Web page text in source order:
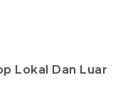
Lokal Dan Luar